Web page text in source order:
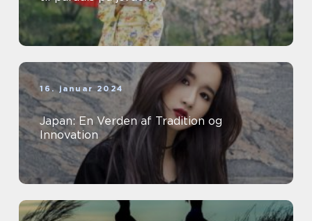
16. januar 2024
Japan: En Verden af Tradition og
Innovation